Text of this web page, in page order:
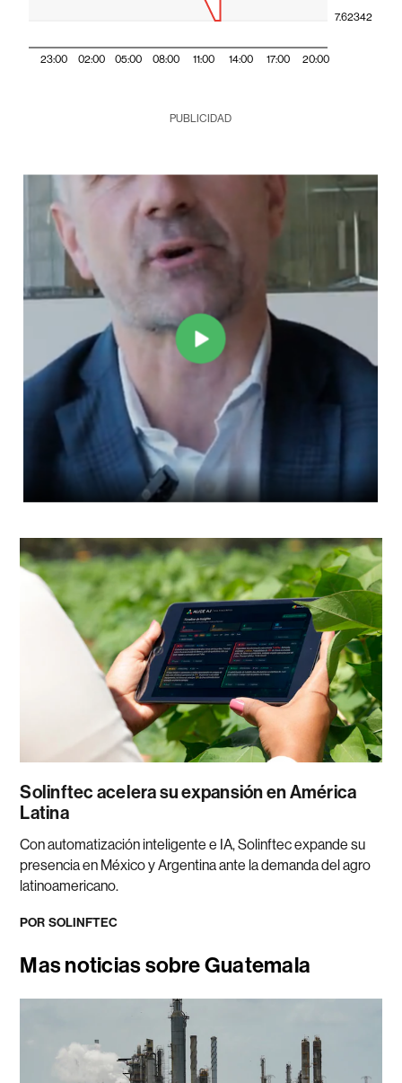
23:00 02:00 05:00 08:00 11:00 14:00 17:00 20:00
7.62342
PUBLICIDAD
Solinftec acelera su expansión en América
Latina
Con automatización inteligente e IA, Solinftec expande su
presencia en México y Argentina ante la demanda del agro
latinoamericano.
POR SOLINFTEC
Mas noticias sobre Guatemala